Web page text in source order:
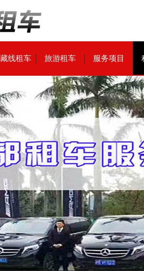
线租车 旅游租车 服务项目